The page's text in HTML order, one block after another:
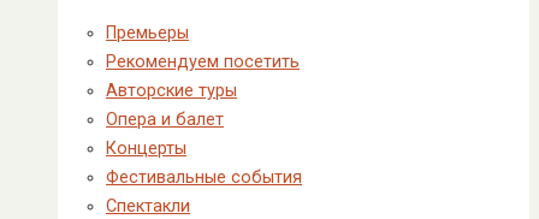
Премьеры
Рекомендуем посетить
Авторские туры
Опера и балет
Концерты
Фестивальные события
Спектакли